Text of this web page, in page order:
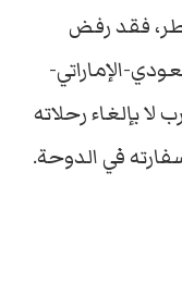
فقد رفض
الإماراتي-
بإلغاء رحلاته
في الدوحة.